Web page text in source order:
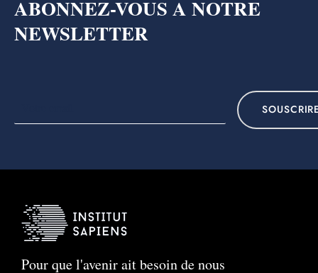
ABONNEZ-VOUS A NOTRE
NEWSLETTER
Pour que l'avenir ait besoin de nous